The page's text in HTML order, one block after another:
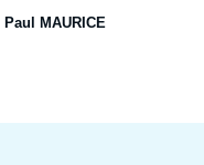
Paul MAURICE